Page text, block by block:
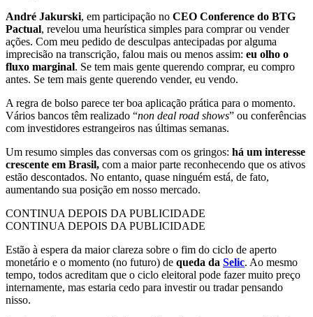
André Jakurski, em participação no CEO Conference do BTG
Pactual, revelou uma heurística simples para comprar ou vender
ações. Com meu pedido de desculpas antecipadas por alguma
imprecisão na transcrição, falou mais ou menos assim: eu olho o
fluxo marginal. Se tem mais gente querendo comprar, eu compro
antes. Se tem mais gente querendo vender, eu vendo.
A regra de bolso parece ter boa aplicação prática para o momento.
Vários bancos têm realizado “non deal road shows” ou conferências
com investidores estrangeiros nas últimas semanas.
Um resumo simples das conversas com os gringos: há um interesse
crescente em Brasil, com a maior parte reconhecendo que os ativos
estão descontados. No entanto, quase ninguém está, de fato,
aumentando sua posição em nosso mercado.
CONTINUA DEPOIS DA PUBLICIDADE
CONTINUA DEPOIS DA PUBLICIDADE
Estão à espera da maior clareza sobre o fim do ciclo de aperto
monetário e o momento (no futuro) de queda da Selic. Ao mesmo
tempo, todos acreditam que o ciclo eleitoral pode fazer muito preço
internamente, mas estaria cedo para investir ou tradar pensando
nisso.